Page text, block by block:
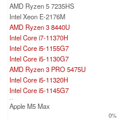
AMD Ryzen 5 7235HS
Intel Xeon E-2176M
AMD Ryzen 3 8440U
Intel Core i7-11370H
Intel Core i5-1155G7
Intel Core i5-1130G7
AMD Ryzen 3 PRO 5475U
Intel Core i5-11320H
Intel Core i5-1145G7
...
Apple M5 Max
0%